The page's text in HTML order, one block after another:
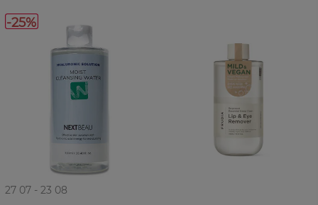
-25%
27 07 - 23 08